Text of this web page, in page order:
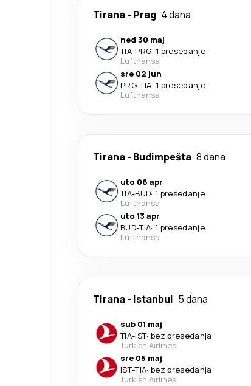
Tirana- Prag 4 dana
ned 30 maj
TIA-PRG· 1 presedanje
Lufthansa
sre 02 jun
PRG-TIA· 1 presedanje
Lufthansa
Tirana- Budimpešta 8 dana
uto 06 apr
TIA-BUD· 1 presedanje
Lufthansa
uto 13 apr
BUD-TIA· 1 presedanje
Lufthansa
Tirana- Istanbul 5 dana
sub 01 maj
TIA-IST· bez presedanja
Turkish Airlines
sre 05 maj
IST-TIA· bez presedanja
Turkish Airlines